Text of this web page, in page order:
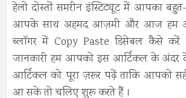
हेलो दोस्तों समरीन इंस्टिट्यूट में आपका
आपके साथ अहमद आज़मी और आज हम
ब्लॉगर में Copy Paste डिसेबल कैसे करें
जानकारी हम आपको इस आर्टिकल के अंदर
आर्टिकल को पूरा ज़रूर पढ़ें ताकि आपको
आ सके तो चलिए शुरू करते हैं ।